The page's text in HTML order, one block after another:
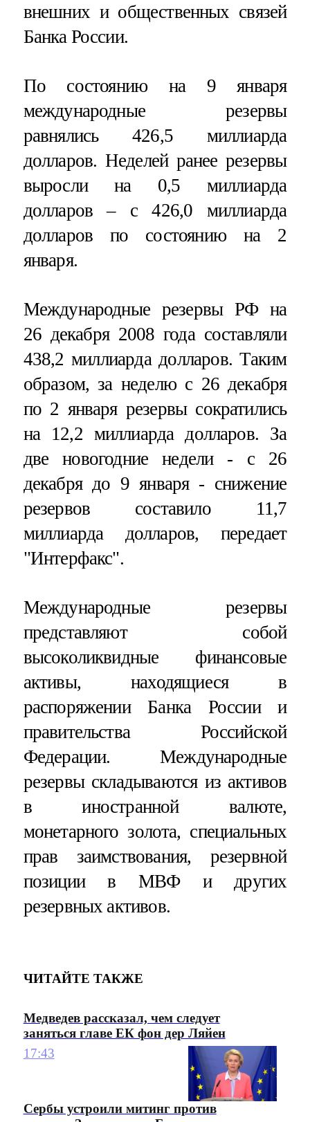
внешних и общественных связей
Банка России.
По состоянию на 9 января
международные резервы
равнялись 426,5 миллиарда
долларов. Неделей ранее резервы
выросли на 0,5 миллиарда
долларов – с 426,0 миллиарда
долларов по состоянию на 2
января.
Международные резервы РФ на
26 декабря 2008 года составляли
438,2 миллиарда долларов. Таким
образом, за неделю с 26 декабря
по 2 января резервы сократились
на 12,2 миллиарда долларов. За
две новогодние недели - с 26
декабря до 9 января - снижение
резервов составило 11,7
миллиарда долларов, передает
"Интерфакс".
Международные резервы
представляют собой
высоколиквидные финансовые
активы, находящиеся в
распоряжении Банка России и
правительства Российской
Федерации. Международные
резервы складываются из активов
в иностранной валюте,
монетарного золота, специальных
прав заимствования, резервной
позиции в МВФ и других
резервных активов.
ЧИТАЙТЕ ТАКЖЕ
Медведев рассказал, чем следует
заняться главе ЕК фон дер Ляйен
17:43
Сербы устроили митинг против